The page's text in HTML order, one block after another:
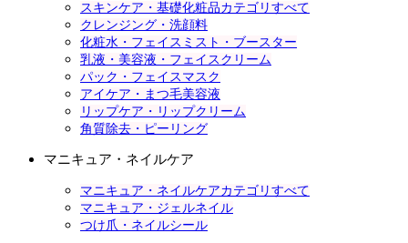
スキンケア・基礎化粧品カテゴリすべて
クレンジング・洗顔料
化粧水・フェイスミスト・ブースター
乳液・美容液・フェイスクリーム
パック・フェイスマスク
アイケア・まつ毛美容液
リップケア・リップクリーム
角質除去・ピーリング
マニキュア・ネイルケア
マニキュア・ネイルケアカテゴリすべて
マニキュア・ジェルネイル
つけ爪・ネイルシール